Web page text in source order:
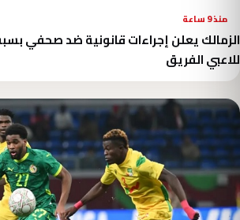
منذ 9 ساعة
الزمالك يعلن إجراءات قانونية ضد صحفي
للاعبي الفريق